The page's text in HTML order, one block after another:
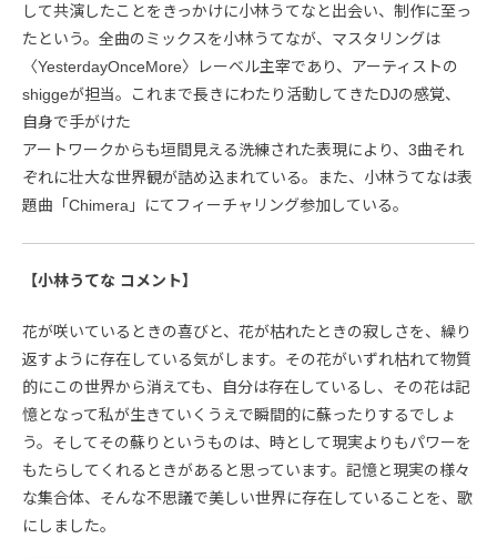
して共演したことをきっかけに小林うてなと出会い、制作に至っ
たという。全曲のミックスを小林うてなが、マスタリングは
〈YesterdayOnceMore〉レーベル主宰であり、アーティストの
shiggeが担当。これまで長きにわたり活動してきたDJの感覚、
自身で手がけた
アートワークからも垣間見える洗練された表現により、3曲それ
ぞれに壮大な世界観が詰め込まれている。また、小林うてなは表
題曲「Chimera」にてフィーチャリング参加している。
【小林うてな コメント】
花が咲いているときの喜びと、花が枯れたときの寂しさを、繰り
返すように存在している気がします。その花がいずれ枯れて物質
的にこの世界から消えても、自分は存在しているし、その花は記
憶となって私が生きていくうえで瞬間的に蘇ったりするでしょ
う。そしてその蘇りというものは、時として現実よりもパワーを
もたらしてくれるときがあると思っています。記憶と現実の様々
な集合体、そんな不思議で美しい世界に存在していることを、歌
にしました。